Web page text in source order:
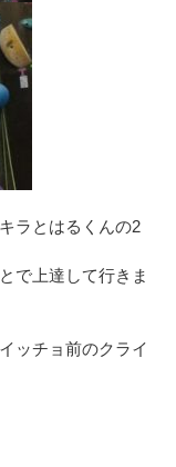
ラとはるくんの2
で上達して行きま
ッチョ前のクライ